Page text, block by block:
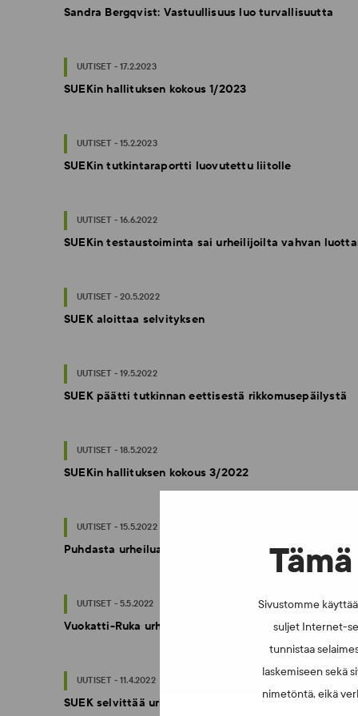
Sivustomme
suljet Internet-
tunnistaa
laskemiseen sekä
nimetöntä, eikä
Sandra Bergqvist: Vastuullisuus luo turvallisuutta
UUTISET - 17.2.2023
SUEKin hallituksen kokous 1/2023
UUTISET - 15.2.2023
SUEKin tutkintaraportti luovutettu liitolle
UUTISET - 16.6.2022
SUEKin testaustoiminta sai urheilijoilta vahvan
UUTISET - 20.5.2022
SUEK aloittaa selvityksen
UUTISET - 19.5.2022
SUEK päätti tutkinnan eettisestä rikkomusepäilystä
UUTISET - 18.5.2022
SUEKin hallituksen kokous 3/2022
UUTISET - 15.5.2022
Puhdasta urheilua ja reilua peliä jääkiekon MM-kisoissa
UUTISET - 5.5.2022
Vuokatti-Ruka urheiluakatemia lähettää puhtaan
UUTISET - 11.4.2022
SUEK selvittää urheilijoiden kokemuksia